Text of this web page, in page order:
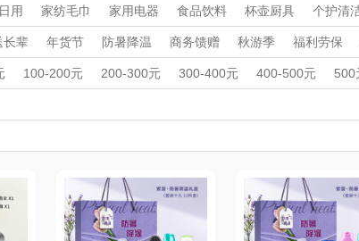
东方沁 绽家 HOLOHOLO 途柏丽
MOVA 匠心萌宠
（线上款）
佳帮手 罗莱 超柔床品
十二夏天 百草味（代理商）
用 家纺毛巾 家用电器 食品饮料 杯壶厨具 个护清
长辈 年货节 防暑降温 商务馈赠 秋游季 福利劳保
季礼品 毕业季礼品 开门红专区 伴手礼盒 会议礼品
例 珠宝礼品 酒店旅游 高校礼品 女神节 奶企礼品
礼品 汽车礼品 进店礼 情人节 七夕节 建党节 圣
节 护士节 重阳节
100-200元 200-300元 300-400元 400-500元 500